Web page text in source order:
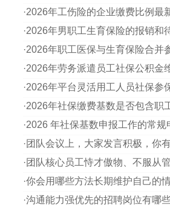
·2026年工伤险的企业缴费比例最
·2026年男职工生育保险的报销和
·2026年职工医保与生育保险合并
·2026年劳务派遣员工社保公积金
·2026年平台灵活用工人员社保参
·2026年社保缴费基数是否包含职
·2026 年社保基数申报工作的常规
·团队会议上，大家发言积极，你
·团队核心员工恃才傲物、不服从
·你会用哪些方法长期维护自己的
·沟通能力强优先的招聘岗位有哪